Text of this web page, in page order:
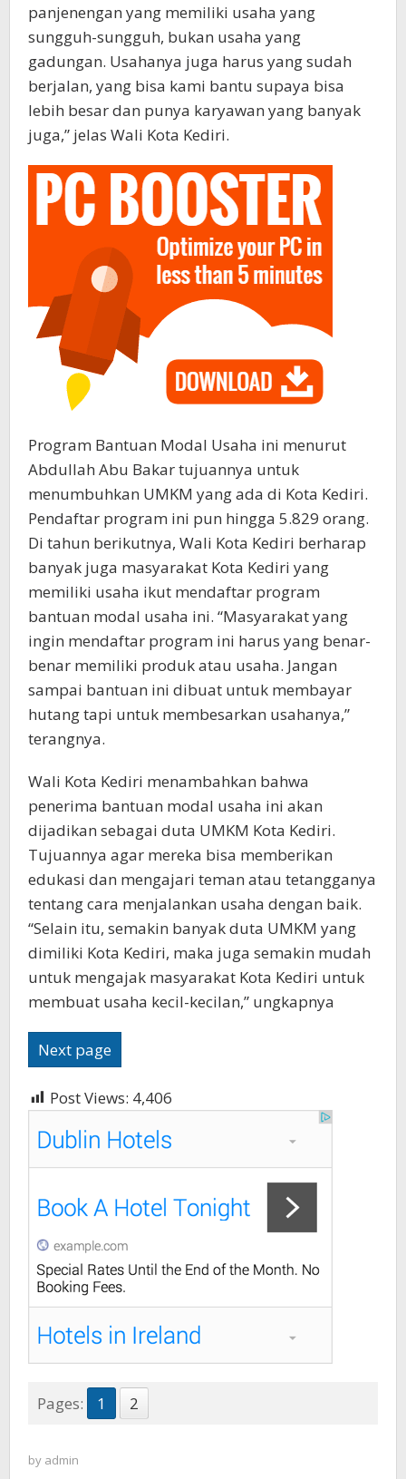
panjenengan yang memiliki usaha yang
sungguh-sungguh, bukan usaha yang
gadungan. Usahanya juga harus yang sudah
berjalan, yang bisa kami bantu supaya bisa
lebih besar dan punya karyawan yang banyak
juga,” jelas Wali Kota Kediri.
Program Bantuan Modal Usaha ini menurut
Abdullah Abu Bakar tujuannya untuk
menumbuhkan UMKM yang ada di Kota Kediri.
Pendaftar program ini pun hingga 5.829 orang.
Di tahun berikutnya, Wali Kota Kediri berharap
banyak juga masyarakat Kota Kediri yang
memiliki usaha ikut mendaftar program
bantuan modal usaha ini. “Masyarakat yang
ingin mendaftar program ini harus yang benar-
benar memiliki produk atau usaha. Jangan
sampai bantuan ini dibuat untuk membayar
hutang tapi untuk membesarkan usahanya,”
terangnya.
Wali Kota Kediri menambahkan bahwa
penerima bantuan modal usaha ini akan
dijadikan sebagai duta UMKM Kota Kediri.
Tujuannya agar mereka bisa memberikan
edukasi dan mengajari teman atau tetangganya
tentang cara menjalankan usaha dengan baik.
“Selain itu, semakin banyak duta UMKM yang
dimiliki Kota Kediri, maka juga semakin mudah
untuk mengajak masyarakat Kota Kediri untuk
membuat usaha kecil-kecilan,” ungkapnya
Next page
Post Views: 4,406
Pages: 1 2
by admin